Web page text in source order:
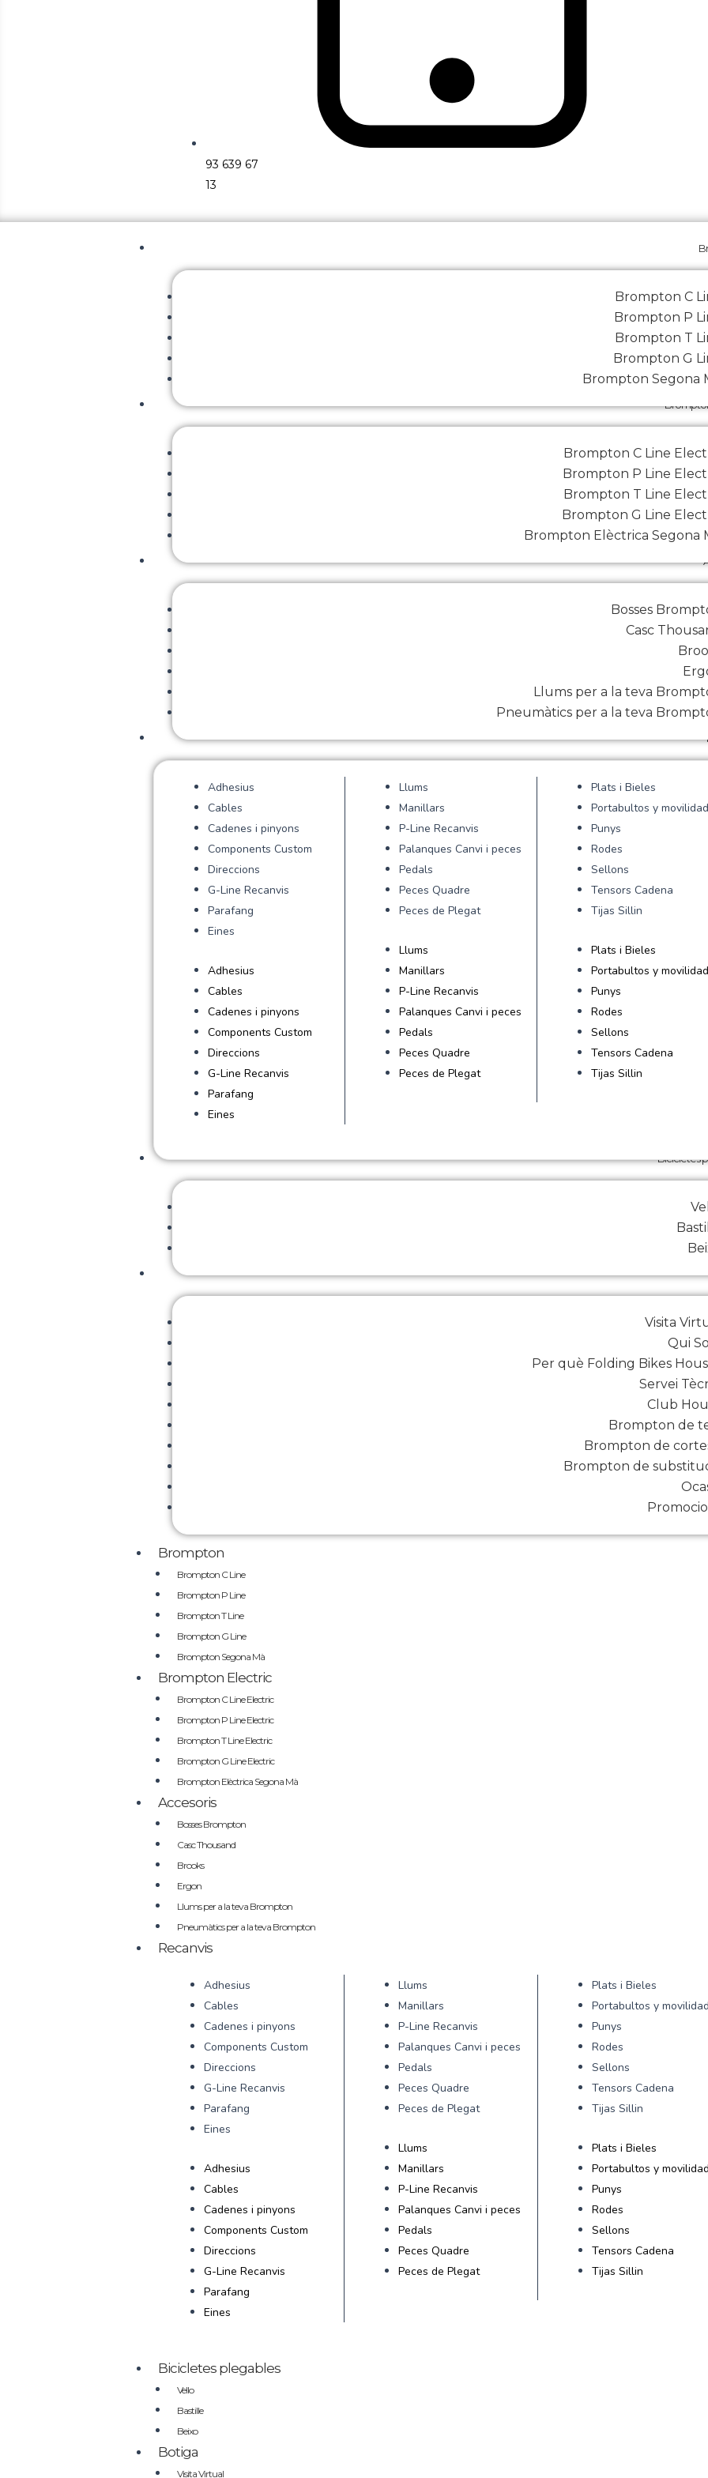
93 639 67
13
Brompton C
Brompton P
Brompton T
Brompton G
Brompton Segona
Brompton C Line
Brompton P Line
Brompton T Line
Brompton G Line
Brompton Elèctrica Segona
Bosses
Casc
Llums per a la teva
Pneumàtics per a la teva
Adhesius
Cables
Cadenes i pinyons
Components Custom
Direccions
G-Line Recanvis
Parafang
Eines
Adhesius
Cables
Cadenes i pinyons
Components Custom
Direccions
G-Line Recanvis
Parafang
Eines
Llums
Manillars
P-Line Recanvis
Palanques Canvi i peces
Pedals
Peces Quadre
Peces de Plegat
Llums
Manillars
P-Line Recanvis
Palanques Canvi i peces
Pedals
Peces Quadre
Peces de Plegat
Plats i Bieles
Portabultos y movilidad
Punys
Rodes
Sellons
Tensors Cadena
Tijas Sillin
Plats i Bieles
Portabultos y movilidad
Punys
Rodes
Sellons
Tensors Cadena
Tijas Sillin
Bicicletes
Visita
Qui
Per què Folding Bikes
Servei
Club
Brompton de
Brompton de
Brompton de
Brompton
Brompton C Line
Brompton P Line
Brompton T Line
Brompton G Line
Brompton Segona Mà
Brompton Electric
Brompton C Line Electric
Brompton P Line Electric
Brompton T Line Electric
Brompton G Line Electric
Brompton Elèctrica Segona Mà
Accesoris
Bosses Brompton
Casc Thousand
Brooks
Ergon
Llums per a la teva Brompton
Pneumàtics per a la teva Brompton
Recanvis
Adhesius
Cables
Cadenes i pinyons
Components Custom
Direccions
G-Line Recanvis
Parafang
Eines
Adhesius
Cables
Cadenes i pinyons
Components Custom
Direccions
G-Line Recanvis
Parafang
Eines
Llums
Manillars
P-Line Recanvis
Palanques Canvi i peces
Pedals
Peces Quadre
Peces de Plegat
Llums
Manillars
P-Line Recanvis
Palanques Canvi i peces
Pedals
Peces Quadre
Peces de Plegat
Plats i Bieles
Portabultos y movilidad
Punys
Rodes
Sellons
Tensors Cadena
Tijas Sillin
Plats i Bieles
Portabultos y movilidad
Punys
Rodes
Sellons
Tensors Cadena
Tijas Sillin
Bicicletes plegables
Vello
Bastille
Beixo
Botiga
Visita Virtual